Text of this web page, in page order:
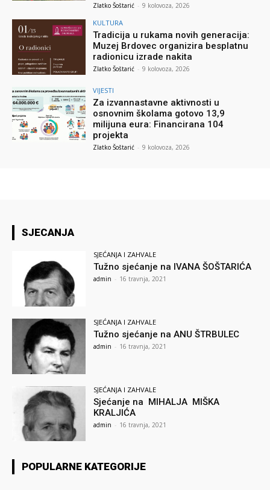
Zlatko Šoštarić - 9 kolovoza, 2026
KULTURA
Tradicija u rukama novih generacija:
Muzej Brdovec organizira besplatnu
radionicu izrade nakita
Zlatko Šoštarić - 9 kolovoza, 2026
VIJESTI
Za izvannastavne aktivnosti u
osnovnim školama gotovo 13,9
milijuna eura: Financirana 104
projekta
Zlatko Šoštarić - 9 kolovoza, 2026
SJECANJA
SJEĆANJA I ZAHVALE
Tužno sjećanje na IVANA ŠOŠTARIĆA
admin - 16 travnja, 2021
SJEĆANJA I ZAHVALE
Tužno sjećanje na ANU ŠTRBULEC
admin - 16 travnja, 2021
SJEĆANJA I ZAHVALE
Sjećanje na MIHALJA MIŠKA
KRALJIĆA
admin - 16 travnja, 2021
POPULARNE KATEGORIJE